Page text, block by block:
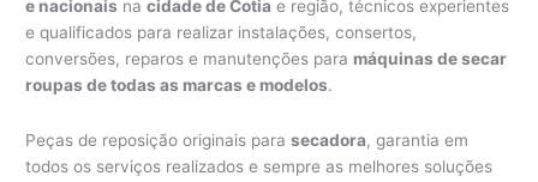
e nacionais nacidade de Cotia e região, técnicos experientes
e qualificados para realizar instalações, consertos,
conversões, reparos e manutenções para máquinas de secar
roupas de todas as marcas e modelos.
Peças de reposição originais parasecadora, garantia em
todos os serviços realizados e sempre as melhores soluções